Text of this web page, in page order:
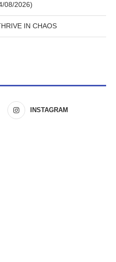
08/2026)
IN CHAOS
INSTAGRAM